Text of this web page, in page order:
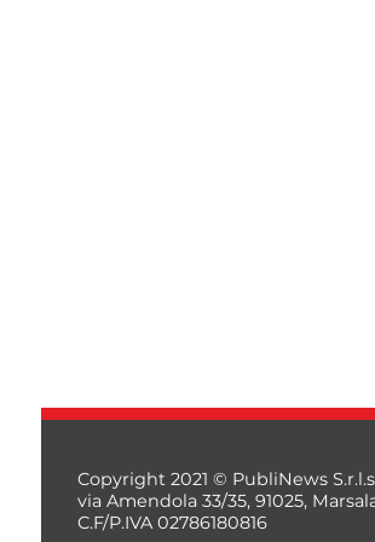
Copyright 2021 © PubliNews
via Amendola 33/35, 91025,
C.F/P.IVA 02786180816